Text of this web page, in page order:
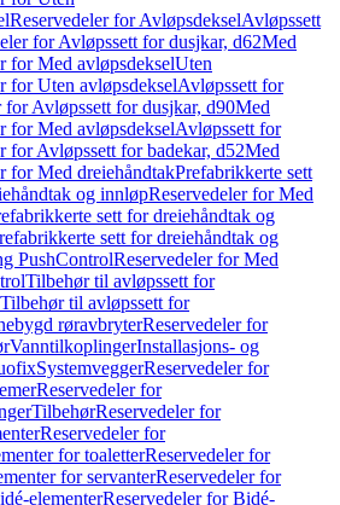
Reservedeler for AvløpsdekselAvløpssett
for Avløpssett for dusjkar, d62Med
for Med avløpsdekselUten
for Uten avløpsdekselAvløpssett for
for Avløpssett for dusjkar, d90Med
for Med avløpsdekselAvløpssett for
for Avløpssett for badekar, d52Med
for Med dreiehåndtakPrefabrikkerte sett
og innløpReservedeler for Med
sett for dreiehåndtak og
sett for dreiehåndtak og
PushControlReservedeler for Med
Tilbehør til avløpssett for
til avløpssett for
røravbryterReservedeler for
VanntilkoplingerInstallasjons- og
SystemveggerReservedeler for
Reservedeler for
TilbehørReservedeler for
Reservedeler for
for toaletterReservedeler for
for servanterReservedeler for
elementerReservedeler for Bidé-